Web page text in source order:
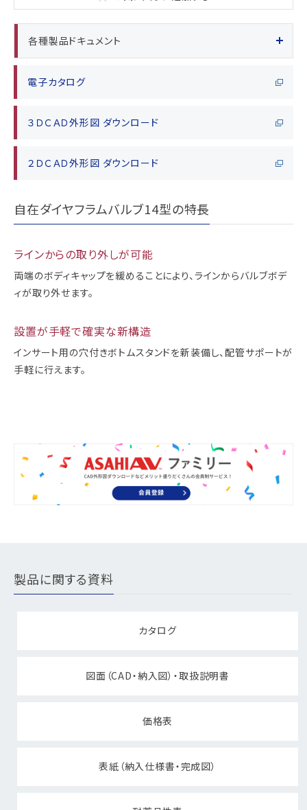
各種製品ドキュメント
電子カタログ
３ＤＣＡＤ外形図 ダウンロード
２ＤＣＡＤ外形図 ダウンロード
自在ダイヤフラムバルブ14型の特長
ラインからの取り外しが可能
両端のボディキャップを緩めることにより、ラインからバルブボデ
ィが取り外せます。
設置が手軽で確実な新構造
インサート用の穴付きボトムスタンドを新装備し、配管サポートが
手軽に行えます。
製品に関する資料
カタログ
図面（CAD・納入図）・取扱説明書
価格表
表紙（納入仕様書・完成図）